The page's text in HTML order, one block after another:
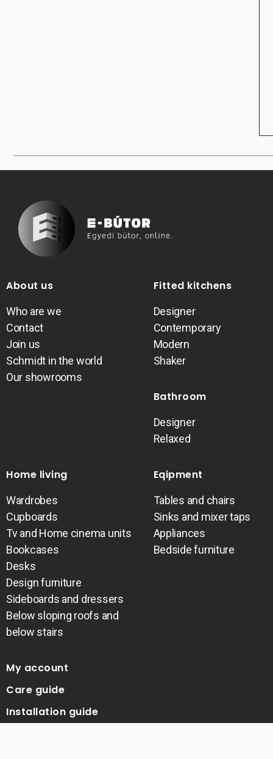
About us
Who are we
Contact
Join us
Schmidt in the world
Our showrooms
Fitted kitchens
Designer
Contemporary
Modern
Shaker
Bathroom
Designer
Relaxed
Home living
Wardrobes
Cupboards
Tv and Home cinema units
Bookcases
Desks
Design furniture
Sideboards and dressers
Below sloping roofs and
below stairs
Eqipment
Tables and chairs
Sinks and mixer taps
Appliances
Bedside furniture
My account
Care guide
Installation guide